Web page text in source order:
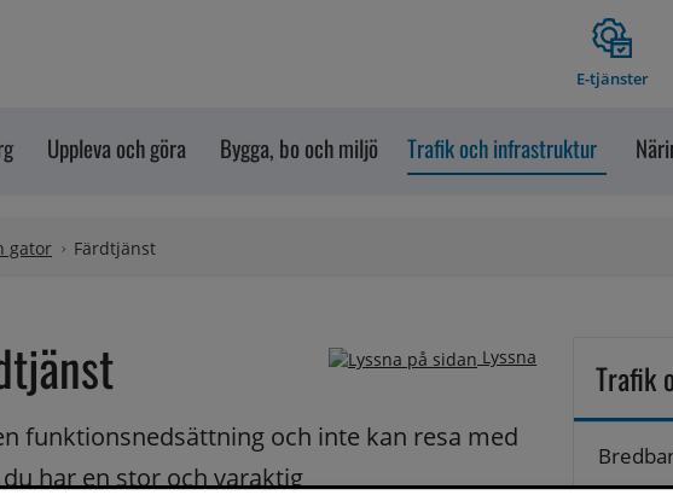
E-tjänster
Uppleva och göra Bygga, bo och miljö Trafik och infrastruktur
gator Färdtjänst
Lyssna
funktionsnedsättning och inte kan resa med
har en stor och varaktig
Trafik